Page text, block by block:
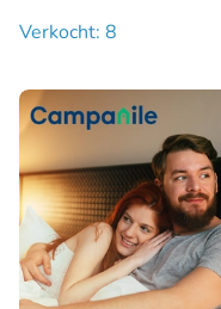
Verkocht: 8